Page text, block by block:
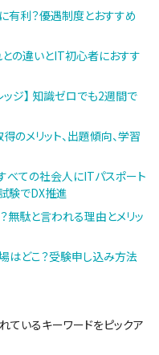
有利？優遇制度とおすすめ
の違いとIT初心者におすす
ジ】 知識ゼロでも2週間で
のメリット、出題傾向、学習
べての社会人にITパスポート
験でDX推進
無駄と言われる理由とメリッ
はどこ？受験申し込み方法
ているキーワードをピックア